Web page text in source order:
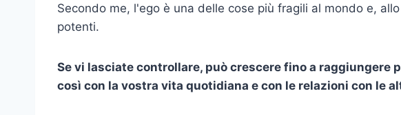
Secondo me, l'ego è una delle cose più fragili al mondo e,
potenti.
Se vi lasciate controllare, può crescere fino a raggiungere
così con la vostra vita quotidiana e con le relazioni con le